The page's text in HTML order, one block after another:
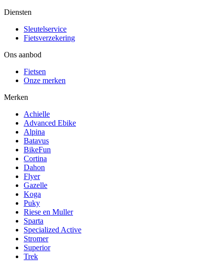
Diensten
Sleutelservice
Fietsverzekering
Ons aanbod
Fietsen
Onze merken
Merken
Achielle
Advanced Ebike
Alpina
Batavus
BikeFun
Cortina
Dahon
Flyer
Gazelle
Koga
Puky
Riese en Muller
Sparta
Specialized Active
Stromer
Superior
Trek